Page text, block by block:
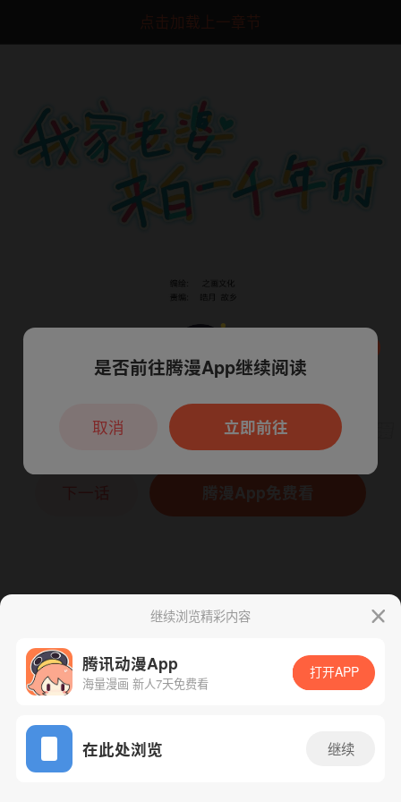
点击加载上一章节
App免费看
腾漫App免费看
继续浏览精彩内容
腾讯动漫App
海量漫画 新人7天免费看
打开APP
在此处浏览 继续
本章节仅支持App阅读，可打开App新用
户7天免费看
是否前往腾漫App继续阅读
立即前往
取消